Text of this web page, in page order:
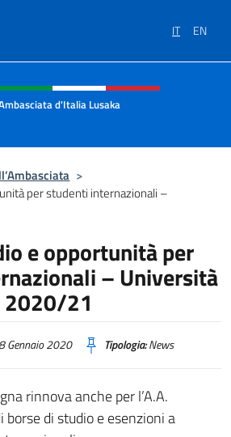
IT EN
social e menù
d'Italia Lusaka
>
per studenti internazionali –
e opportunità per
– Università
2020/21
Gennaio 2020 Tipologia:News
rinnova anche per l’A.A.
di studio e esenzioni a